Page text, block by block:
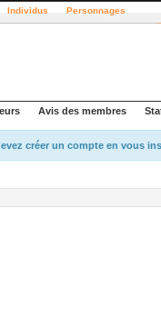
Individus Personnages
Avis des membres
créer un compte en vous